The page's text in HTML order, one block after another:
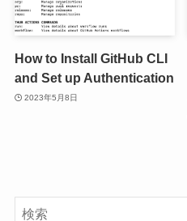
How to Install GitHub CLI
and Set up Authentication
2023年5月8日